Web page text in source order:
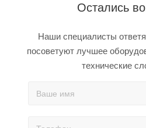
Остались
Наши специалисты
посоветуют лучшее
технические